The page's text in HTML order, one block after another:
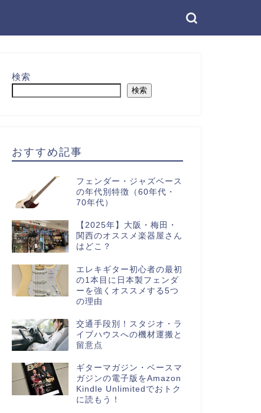
検索
検索
おすすめ記事
フェンダー・ジャズベース
の年代別特徴（60年代・
70年代）
【2025年】大阪・梅田・
関西のオススメ楽器屋さん
はどこ？
エレキギター初心者の最初
の1本目に日本製フェンダ
ーを強くオススメする5つ
の理由
交通手段別！スタジオ・ラ
イブハウスへの機材運搬と
留意点
ギターマガジン・ベースマ
ガジンの電子版をAmazon
Kindle Unlimitedでおトク
に読もう！